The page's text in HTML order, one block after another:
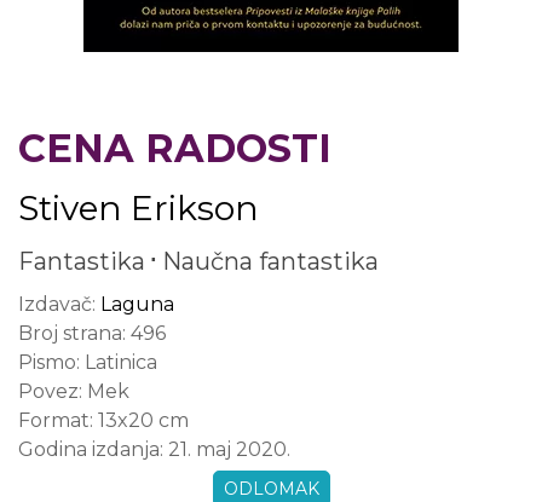
CENA RADOSTI
Stiven Erikson
Fantastika Naučna fantastika
Izdavač: Laguna
Broj strana: 496
Pismo: Latinica
Povez: Mek
Format: 13x20 cm
Godina izdanja: 21. maj 2020.
ODLOMAK